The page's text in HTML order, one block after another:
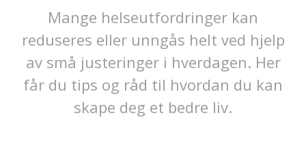
Mange helseutfordringer kan
reduseres eller unngås helt ved hjelp
av små justeringer i hverdagen. Her
får du tips og råd til hvordan du kan
skape deg et bedre liv.